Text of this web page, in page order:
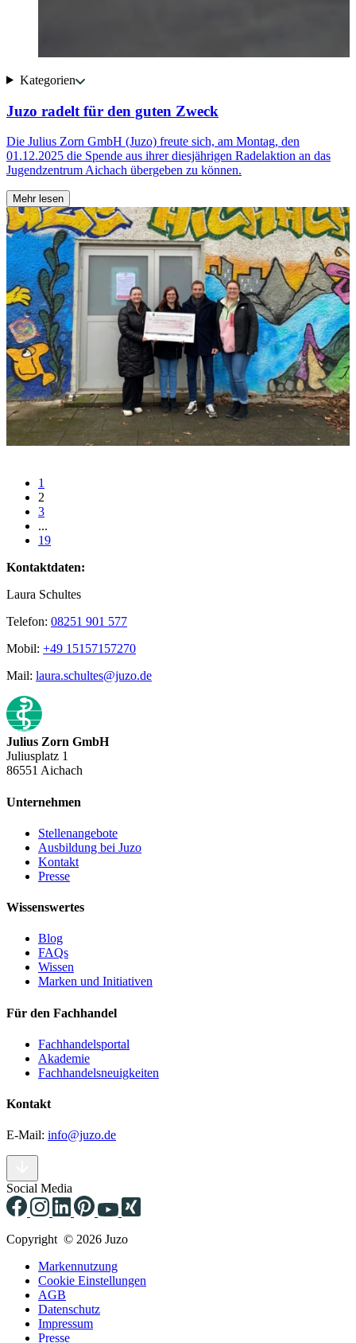
Kategorien
Juzo radelt für den guten Zweck
Die Julius Zorn GmbH (Juzo) freute sich, am Montag, den
01.12.2025 die Spende aus ihrer diesjährigen Radelaktion an das
Jugendzentrum Aichach übergeben zu können.
Mehr lesen
1
2
3
...
19
Kontaktdaten:
Laura Schultes
Telefon: 08251 901 577
Mobil: +49 15157157270
Mail: laura.schultes@juzo.de
Julius Zorn GmbH
Juliusplatz 1
86551 Aichach
Unternehmen
Stellenangebote
Ausbildung bei Juzo
Kontakt
Presse
Wissenswertes
Blog
FAQs
Wissen
Marken und Initiativen
Für den Fachhandel
Fachhandelsportal
Akademie
Fachhandelsneuigkeiten
Kontakt
E-Mail: info@juzo.de
Social Media
Copyright © 2026 Juzo
Markennutzung
Cookie Einstellungen
AGB
Datenschutz
Impressum
Presse